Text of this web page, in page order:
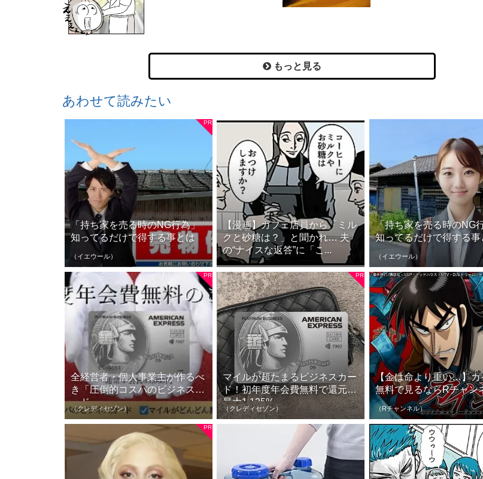
もっと見る
あわせて読みたい
「持ち家を売る時のNG行為」
知ってるだけで得する事とは
（イエウール）
【漫画】カフェ店員から「ミル
クと砂糖は？」と聞かれ… 夫
の“ナイスな返答”に「こ...
「持ち家を売る時のNG
知ってるだけで得する事
（イエウール）
全経営者・個人事業主が作るべ
き「圧倒的コスパのビジネスカ
ード」
（クレディセゾン）
マイルが超たまるビジネスカー
ド！初年度年会費無料で還元率
最大1.125%
（クレディセゾン）
【金は命より重い…】カ
無料で見るならRチャ
（Rチャンネル）